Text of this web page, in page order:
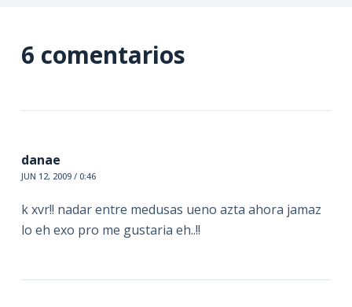
6 comentarios
danae
JUN 12, 2009 / 0:46
k xvr!! nadar entre medusas ueno azta ahora jamaz
lo eh exo pro me gustaria eh..!!